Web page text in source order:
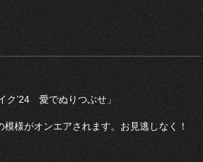
ク’24 愛でぬりつぶせ」
様がオンエアされます。お見逃しなく！